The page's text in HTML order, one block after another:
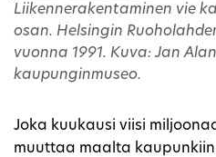
Liikennerakentaminen vie
osan. Helsingin
vuonna 1991. Kuva: Jan
kaupunginmuseo.
Joka kuukausi viisi
muuttaa maalta